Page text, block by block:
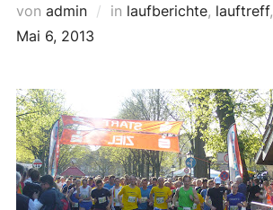
von admin in laufberichte, lauftreff,
Mai 6, 2013